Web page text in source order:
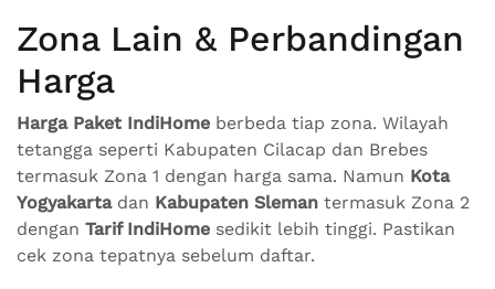
Zona Lain & Perbandingan
Harga
Harga Paket IndiHome berbeda tiap zona. Wilayah
tetangga seperti Kabupaten Cilacap dan Brebes
termasuk Zona 1 dengan harga sama. Namun Kota
Yogyakartadan Kabupaten Sleman termasuk Zona 2
dengan Tarif IndiHome sedikit lebih tinggi. Pastikan
cek zona tepatnya sebelum daftar.